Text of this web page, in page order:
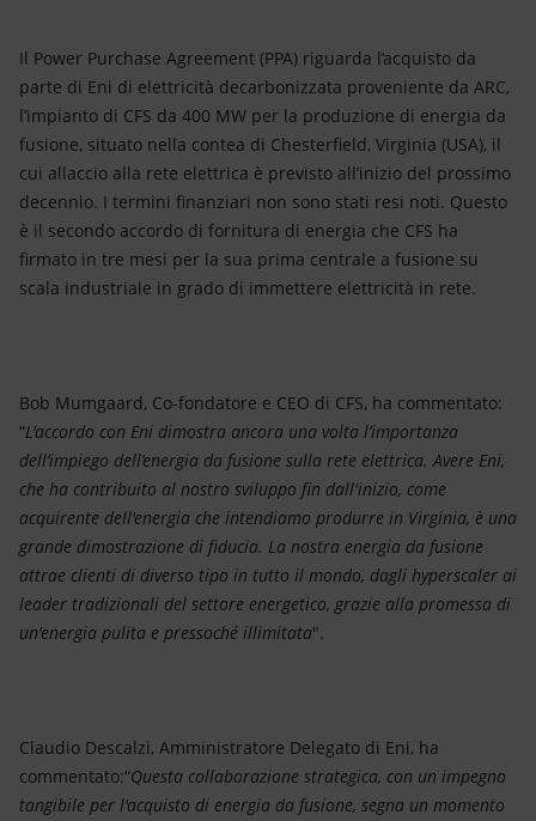
Il Power Purchase Agreement (PPA) riguarda l’acquisto da
parte di Eni di elettricità decarbonizzata proveniente da ARC,
l’impianto di CFS da 400 MW per la produzione di energia da
fusione, situato nella contea di Chesterfield, Virginia (USA), il
cui allaccio alla rete elettrica è previsto all’inizio del prossimo
decennio. I termini finanziari non sono stati resi noti. Questo
è il secondo accordo di fornitura di energia che CFS ha
firmato in tre mesi per la sua prima centrale a fusione su
scala industriale in grado di immettere elettricità in rete.
Bob Mumgaard, Co-fondatore e CEO di CFS, ha commentato:
“L'accordo con Eni dimostra ancora una volta l’importanza
dell’impiego dell’energia da fusione sulla rete elettrica. Avere Eni,
che ha contribuito al nostro sviluppo fin dall'inizio, come
acquirente dell'energia che intendiamo produrre in Virginia, è una
grande dimostrazione di fiducia. La nostra energia da fusione
attrae clienti di diverso tipo in tutto il mondo, dagli hyperscaler ai
leader tradizionali del settore energetico, grazie alla promessa di
un'energia pulita e pressoché illimitata".
Claudio Descalzi, Amministratore Delegato di Eni, ha
commentato:“Questa collaborazione strategica, con un impegno
tangibile per l'acquisto di energia da fusione, segna un momento